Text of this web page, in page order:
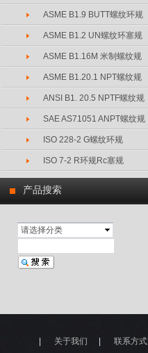
产品搜索
请选择分类
ASME B1.9 BUTT螺纹环规
ASME B1.2 UN螺纹环塞规
ASME B1.16M 米制螺纹规
ASME B1.20.1 NPT螺纹规
ANSI B1. 20.5 NPTF螺纹规
SAE AS71051 ANPT螺纹规
ISO 228-2 G螺纹环规
ISO 7-2 R环规Rc塞规
关于我们 联系方式